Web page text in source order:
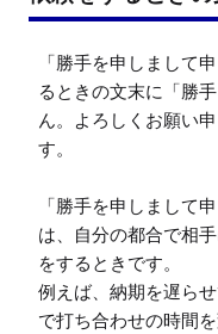
「勝手を申しまして
るときの文末に「勝
ん。よろしくお願い
す。
「勝手を申しまして
は、自分の都合で相
をするときです。
例えば、納期を遅ら
で打ち合わせの時間